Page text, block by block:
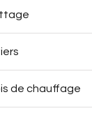
de chauffage